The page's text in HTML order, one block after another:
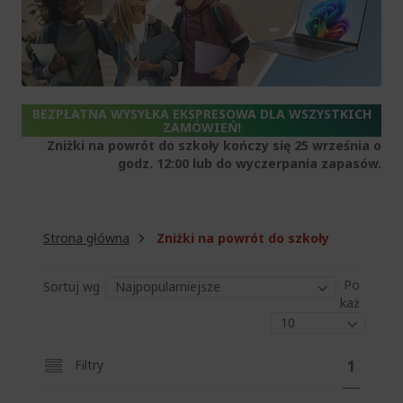
BEZPŁATNA WYSYŁKA EKSPRESOWA DLA WSZYSTKICH
ZAMÓWIEŃ!
Zniżki na powrót do szkoły kończy się 25 września o
godz. 12:00 lub do wyczerpania zapasów.
Strona główna Zniżki na powrót do szkoły
Sortuj wg
Po
każ
Filtry
r
A
k
1